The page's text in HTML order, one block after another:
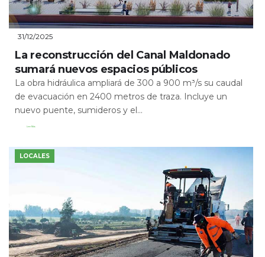
31/12/2025
La reconstrucción del Canal Maldonado
sumará nuevos espacios públicos
La obra hidráulica ampliará de 300 a 900 m³/s su caudal
de evacuación en 2400 metros de traza. Incluye un
nuevo puente, sumideros y el...
Leer Más
LOCALES